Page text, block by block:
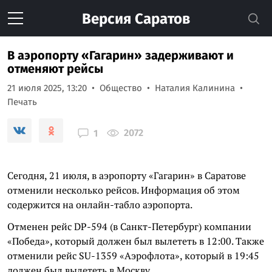
Версия Саратов
В аэропорту «Гагарин» задерживают и
отменяют рейсы
21 июля 2025, 13:20 Общество
Наталия Калинина
Печать
1 2072
Сегодня, 21 июля, в аэропорту «Гагарин» в Саратове
отменили несколько рейсов. Информация об этом
содержится на онлайн-табло аэропорта.
Отменен рейс DP-594 (в Санкт-Петербург) компании
«Победа», который должен был вылететь в 12:00. Также
отменили рейс SU-1359 «Аэрофлота», который в 19:45